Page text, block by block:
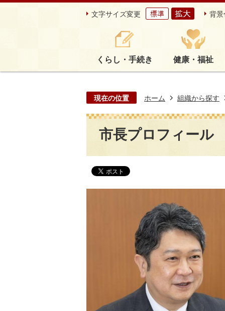
文字サイズ変更 背景
くらし・手続き 健康・福祉
現在の位置 ホーム 組織から探す
市長プロフィール